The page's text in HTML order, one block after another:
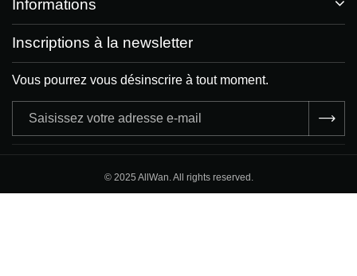
Informations
Inscriptions à la newsletter
Vous pourrez vous désinscrire à tout moment.
Adresse
e-
© 2025 AllWan. All rights reserved.